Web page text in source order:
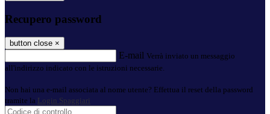
Recupero password
button close ×
E-mail Verrà inviato un messaggio
all'indirizzo indicato con le istruzioni necessarie.
Non hai una e-mail associata al nome utente? Effettua il reset della password
tramite la Login Spaggiari